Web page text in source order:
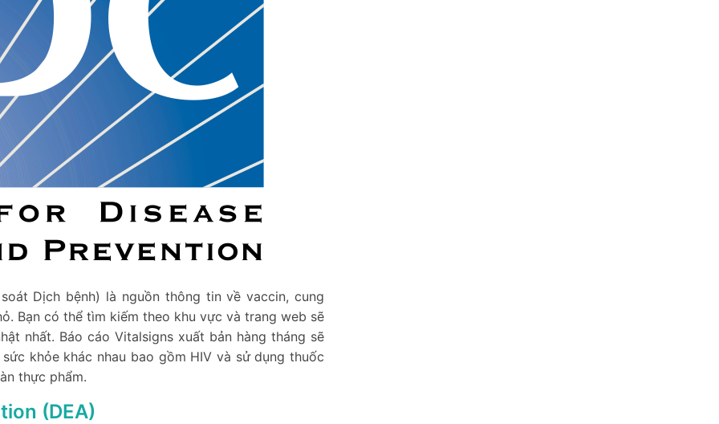
Dịch bệnh) là nguồn thông tin về vaccin, cung
Bạn có thể tìm kiếm theo khu vực và trang web sẽ
nhất. Báo cáo Vitalsigns xuất bản hàng tháng sẽ
khỏe khác nhau bao gồm HIV và sử dụng thuốc
thực phẩm.
(DEA)